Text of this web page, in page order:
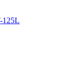
125L